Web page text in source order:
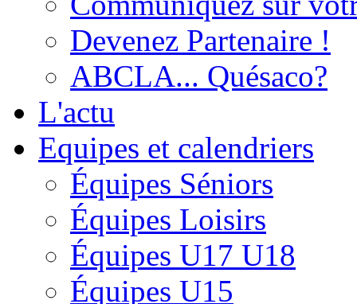
Devenez Partenaire !
ABCLA... Quésaco?
L'actu
Equipes et calendriers
Équipes Séniors
Équipes Loisirs
Équipes U17 U18
Équipes U15